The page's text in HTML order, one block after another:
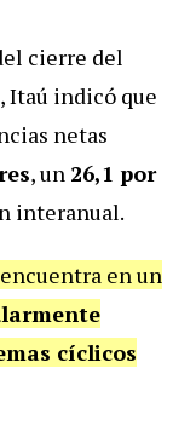
cierre del
Itaú indicó que
netas
, un 26,1 por
interanual.
en un
cíclicos